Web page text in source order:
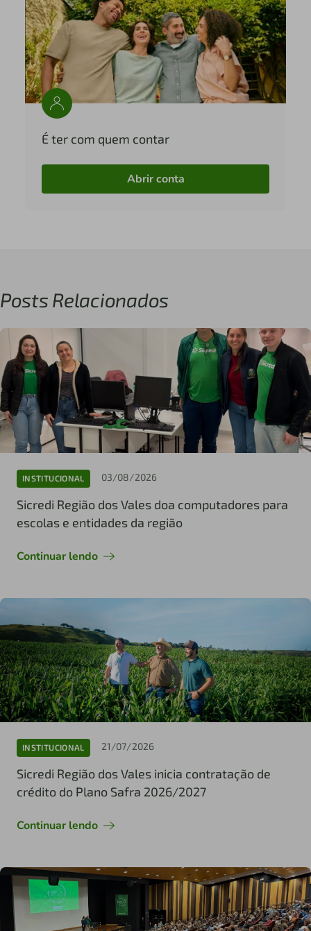
É ter com quem contar
Abrir conta
Posts Relacionados
INSTITUCIONAL 03/08/2026
Sicredi Região dos Vales doa computadores para
escolas e entidades da região
Continuar lendo
INSTITUCIONAL 21/07/2026
Sicredi Região dos Vales inicia contratação de
crédito do Plano Safra 2026/2027
Continuar lendo